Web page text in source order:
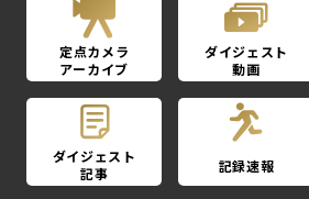
定点カメラ
アーカイブ
ダイジェスト
動画
ダイジェスト
記事
記録速報